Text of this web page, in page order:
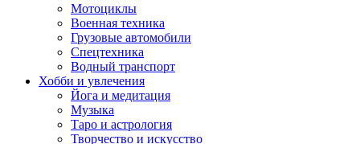
Мотоциклы
Военная техника
Грузовые автомобили
Спецтехника
Водный транспорт
Хобби и увлечения
Йога и медитация
Музыка
Таро и астрология
Творчество и искусство